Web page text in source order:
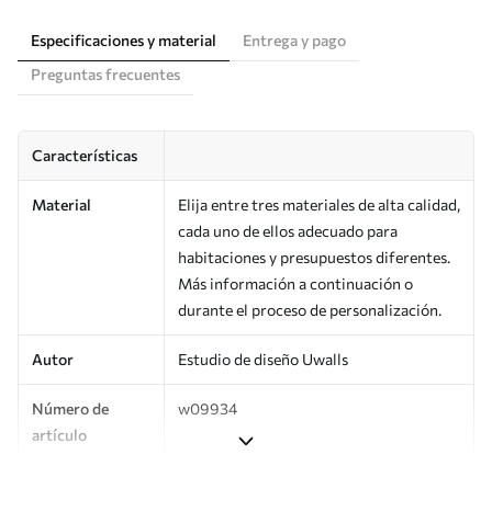
Especificaciones y material
Entrega y pago
Preguntas frecuentes
Características
Material
Elija entre tres materiales de alta calidad,
cada uno de ellos adecuado para
habitaciones y presupuestos diferentes.
Más información a continuación o
durante el proceso de personalización.
Autor Estudio de diseño Uwalls
Número de
artículo
w09934